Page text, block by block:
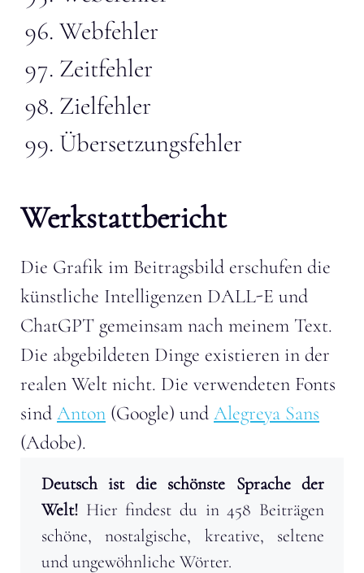
Webfehler
Zeitfehler
Zielfehler
Übersetzungsfehler
Werkstattbericht
Die Grafik im Beitragsbild erschufen die
künstliche Intelligenzen DALL-E und
ChatGPT gemeinsam nach meinem Text.
Die abgebildeten Dinge existieren in der
realen Welt nicht. Die verwendeten Fonts
sind Anton (Google) und Alegreya Sans
(Adobe).
Deutsch ist die schönste Sprache der
Welt! Hier findest du in 458 Beiträgen
schöne, nostalgische, kreative, seltene
und ungewöhnliche Wörter.